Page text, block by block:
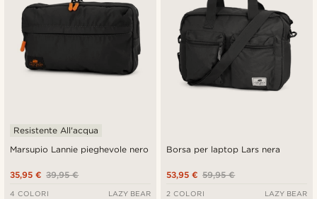
Marsupio Lannie pieghevole nero
Resistente All'acqua
39,95 €
35,95 €
4 COLORI LAZY BEAR
Borsa per laptop Lars nera
59,95 €
53,95 €
2 COLORI LAZY BEAR